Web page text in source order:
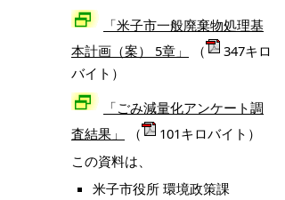
「米子市一般廃棄物処理基
本計画（案） 5章」 （
347キロ
バイト）
「ごみ減量化アンケート調
査結果」
（
101キロバイト）
この資料は、
米子市役所 環境政策課